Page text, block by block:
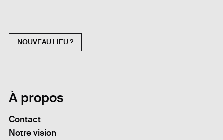
NOUVEAU LIEU ?
À propos
Contact
Notre vision